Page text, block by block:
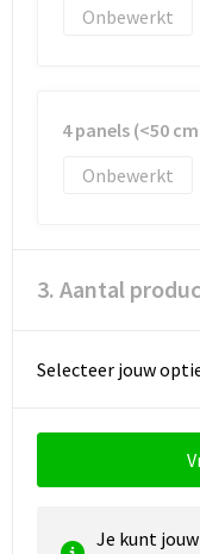
Onbewerkt
4 panels (<50
Onbewerkt
3. Aantal
Selecteer jouw
Je kunt